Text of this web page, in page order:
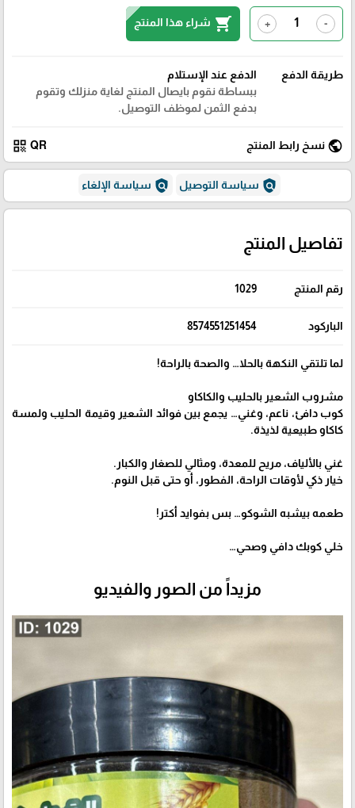
-
+
shopping_cart شراء هذا المنتج
طريقة الدفع
الدفع عند الإستلام
ببساطة نقوم بايصال المنتج لغاية منزلك وتقوم
بدفع الثمن لموظف التوصيل.
public نسخ رابط المنتج QR
qr_code
policy سياسة التوصيل policy سياسة الإلغاء
تفاصيل المنتج
رقم المنتج 1029
الباركود 8574551251454
لما تلتقي النكهة بالحلا… والصحة بالراحة!
مشروب الشعير بالحليب والكاكاو
كوب دافئ، ناعم، وغني… يجمع بين فوائد الشعير وقيمة الحليب ولمسة
كاكاو طبيعية لذيذة.
غني بالألياف، مريح للمعدة، ومثالي للصغار والكبار.
خيار ذكي لأوقات الراحة، الفطور، أو حتى قبل النوم.
طعمه بيشبه الشوكو… بس بفوايد أكتر!
خلي كوبك دافي وصحي…
مزيداً من الصور والفيديو